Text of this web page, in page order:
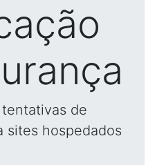
de
sites hospedados